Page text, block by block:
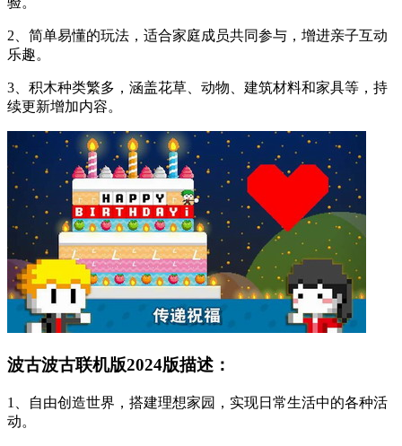
2、简单易懂的玩法，适合家庭成员共同参与，增进亲子互动
乐趣。
3、积木种类繁多，涵盖花草、动物、建筑材料和家具等，持
续更新增加内容。
波古波古联机版2024版描述：
1、自由创造世界，搭建理想家园，实现日常生活中的各种活
动。